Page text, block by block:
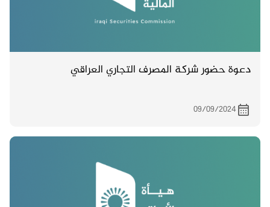
دعوة حضور شركة المصرف التجاري العراقي
09/09/2024